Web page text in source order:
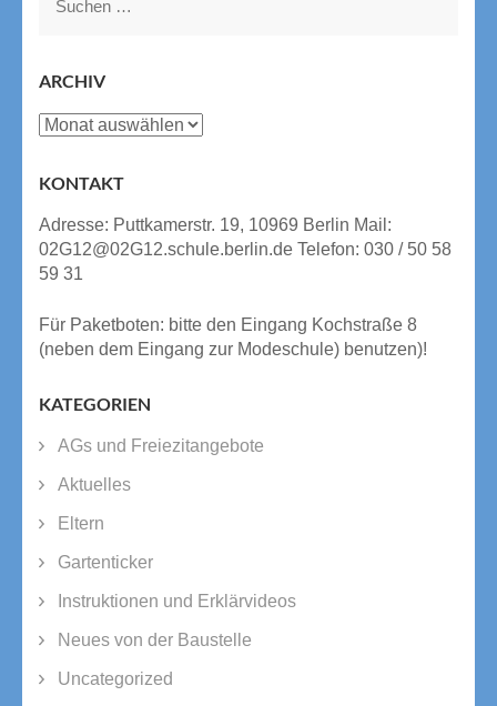
Suchen
ARCHIV
Archiv
KONTAKT
Adresse: Puttkamerstr. 19, 10969 Berlin Mail:
02G12@02G12.schule.berlin.de Telefon: 030 / 50 58
59 31
Für Paketboten: bitte den Eingang Kochstraße 8
(neben dem Eingang zur Modeschule) benutzen)!
KATEGORIEN
AGs und Freiezitangebote
Aktuelles
Eltern
Gartenticker
Instruktionen und Erklärvideos
Neues von der Baustelle
Uncategorized